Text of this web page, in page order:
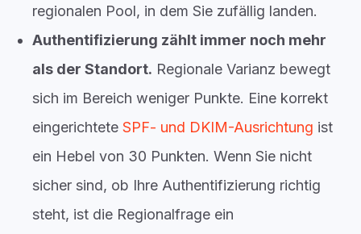
regionalen Pool, in dem Sie zufällig landen.
Authentifizierung zählt immer noch mehr
als der Standort. Regionale Varianz bewegt
sich im Bereich weniger Punkte. Eine korrekt
eingerichtete SPF- und DKIM-Ausrichtung ist
ein Hebel von 30 Punkten. Wenn Sie nicht
sicher sind, ob Ihre Authentifizierung richtig
steht, ist die Regionalfrage ein